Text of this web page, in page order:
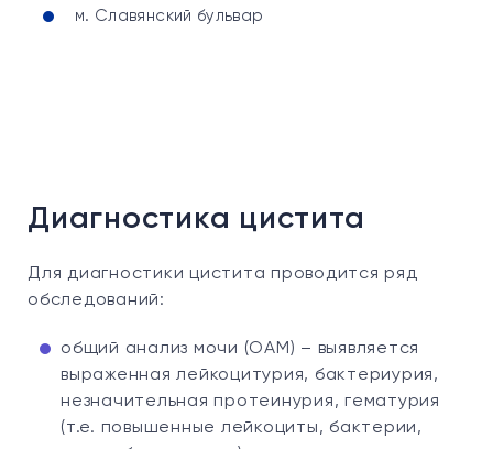
м. Славянский бульвар
Диагностика цистита
Для диагностики цистита проводится ряд
обследований:
общий анализ мочи (ОАМ) – выявляется
выраженная лейкоцитурия, бактериурия,
незначительная протеинурия, гематурия
(т.е. повышенные лейкоциты, бактерии,